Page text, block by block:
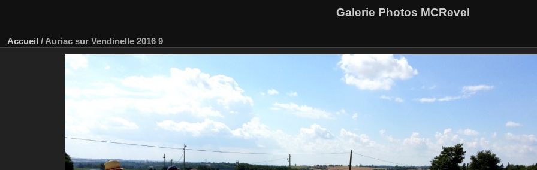
Galerie Photos MCRevel
Accueil / Auriac sur Vendinelle 2016 9